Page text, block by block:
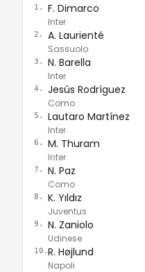
1. F. Dimarco
Inter
2. A. Laurienté
Sassuolo
3. N. Barella
Inter
4. Jesús Rodríguez
Como
5. Lautaro Martínez
Inter
6. M. Thuram
Inter
7. N. Paz
Como
8. K. Yıldız
Juventus
9. N. Zaniolo
Udinese
10.R. Højlund
Napoli